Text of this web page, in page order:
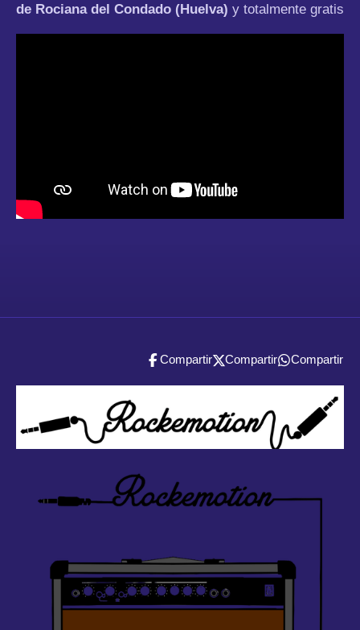
de Rociana del Condado (Huelva) y totalmente gratis
Compartir Compartir Compartir